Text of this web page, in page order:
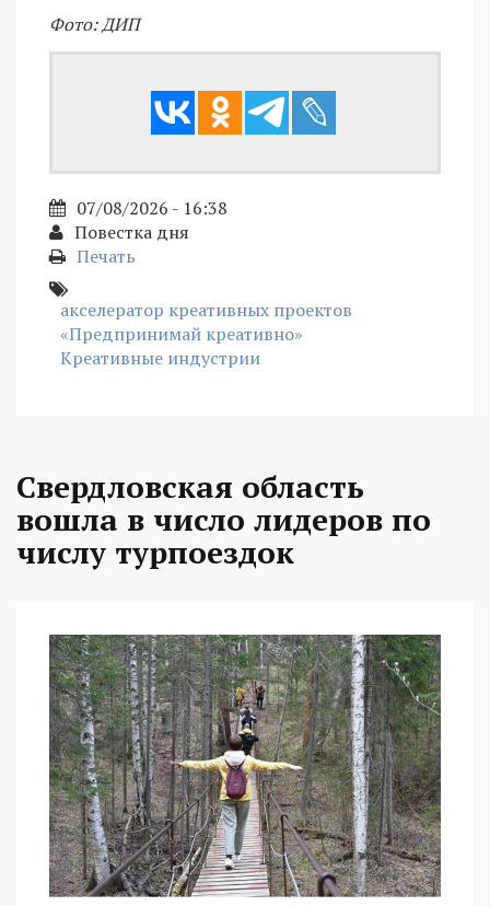
Фото: ДИП
07/08/2026 - 16:38
Повестка дня
Печать
акселератор креативных проектов
«Предпринимай креативно»
Креативные индустрии
Свердловская область
вошла в число лидеров по
числу турпоездок